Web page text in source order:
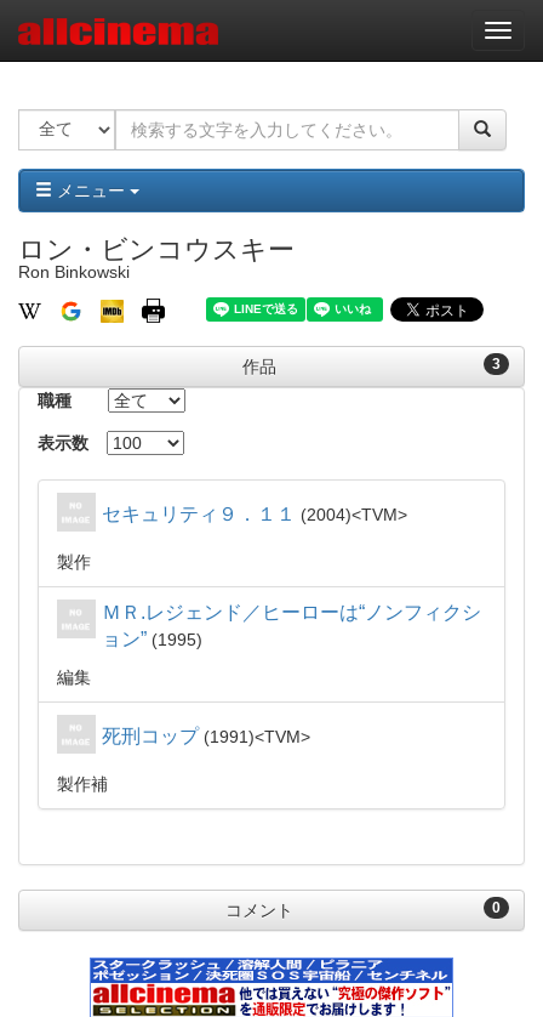
ナ
ビ
ー
ョ
ン
メニュー
ロン・ビンコウスキー
Ron Binkowski
3
作品
職種
表示数
セキュリティ９．１１ 2004 TVM
製作
ＭＲ.レジェンド／ヒーローは“ノンフィクシ
ョン”
1995
編集
死刑コップ 1991 TVM
製作補
0
コメント